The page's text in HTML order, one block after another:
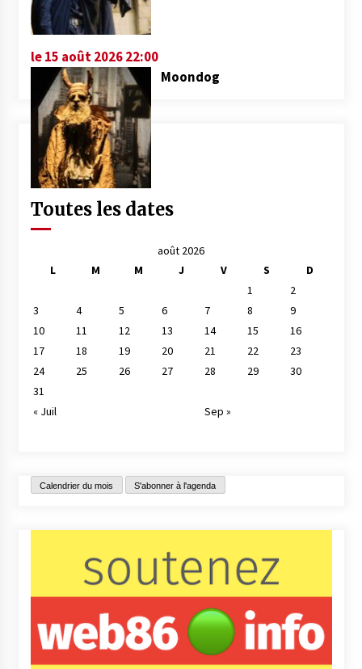
le 15 août 2026 22:00
Moondog
Toutes les dates
août 2026
L
M M J V S
D
1
2
3
4 5 6 7 8
9
10
11 12 13 14 15
16
17
18 19 20 21 22
23
24
25 26 27 28 29
30
31
« Juil
Sep »
Calendrier du mois S'abonner à l'agenda